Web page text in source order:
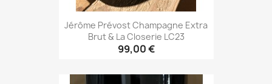
Jérôme Prévost Champagne Extra
Brut & La Closerie LC23
99,00 €